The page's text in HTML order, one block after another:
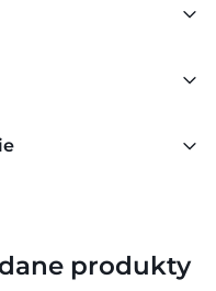
produkty